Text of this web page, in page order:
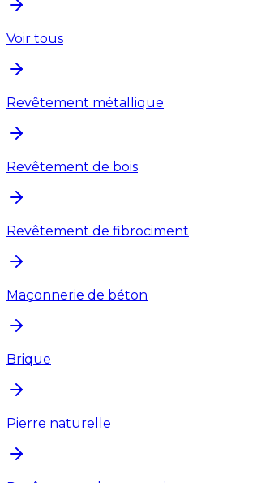
Voir tous
Revêtement métallique
Revêtement de bois
Revêtement de fibrociment
Maçonnerie de béton
Brique
Pierre naturelle